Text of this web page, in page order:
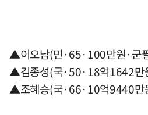
▲이오남(민·65·100만원·군
▲김종성(국·50·18억1642만
▲조혜승(국·66·10억9440만